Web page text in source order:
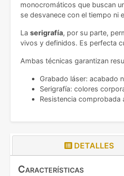
monocromáticos que buscan
se desvanece con el tiempo ni
La serigrafía, por su parte,
vivos y definidos. Es perfecta
Ambas técnicas garantizan
Grabado láser: acabado
Serigrafía: colores
Resistencia comprobada
DETALLES
Características